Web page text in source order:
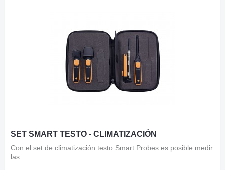
SET SMART TESTO - CLIMATIZACIÓN
Con el set de climatización testo Smart Probes es posible medir
las...